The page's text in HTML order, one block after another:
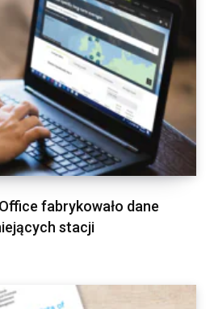
fabrykowało dane
stacji